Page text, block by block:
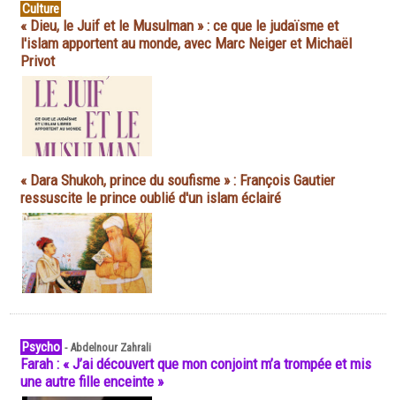
Culture
« Dieu, le Juif et le Musulman » : ce que le judaïsme et
l'islam apportent au monde, avec Marc Neiger et Michaël
Privot
« Dara Shukoh, prince du soufisme » : François Gautier
ressuscite le prince oublié d'un islam éclairé
Psycho -Abdelnour Zahrali
Farah : « J’ai découvert que mon conjoint m’a trompée et mis
une autre fille enceinte »